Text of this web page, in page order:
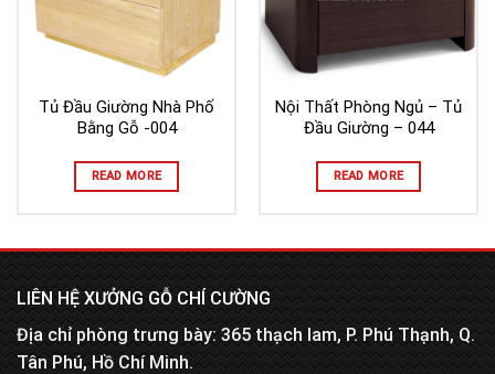
Tủ Đầu Giường Nhà Phố
Bằng Gỗ -004
READ MORE
Nội Thất Phòng Ngủ – Tủ
Đầu Giường – 044
READ MORE
LIÊN HỆ XƯỞNG GỖ CHÍ CƯỜNG
Địa chỉ phòng trưng bày: 365 thạch lam, P. Phú Thạnh, Q.
Tân Phú, Hồ Chí Minh.